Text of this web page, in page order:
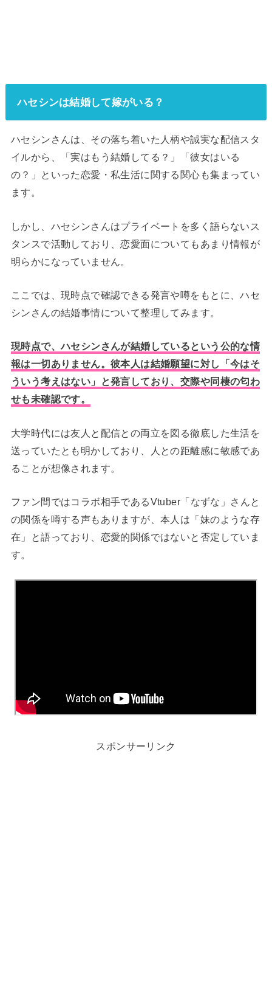
ハセシンは結婚して嫁がいる？
ハセシンさんは、その落ち着いた人柄や誠実な配信スタ
イルから、「実はもう結婚してる？」「彼女はいる
の？」といった恋愛・私生活に関する関心も集まってい
ます。
しかし、ハセシンさんはプライベートを多く語らないス
タンスで活動しており、恋愛面についてもあまり情報が
明らかになっていません。
ここでは、現時点で確認できる発言や噂をもとに、ハセ
シンさんの結婚事情について整理してみます。
現時点で、ハセシンさんが結婚しているという公的な情
報は一切ありません。彼本人は結婚願望に対し「今はそ
ういう考えはない」と発言しており、交際や同棲の匂わ
せも未確認です。
大学時代には友人と配信との両立を図る徹底した生活を
送っていたとも明かしており、人との距離感に敏感であ
ることが想像されます。
ファン間ではコラボ相手であるVtuber「なずな」さんと
の関係を噂する声もありますが、本人は「妹のような存
在」と語っており、恋愛的関係ではないと否定していま
す。
スポンサーリンク